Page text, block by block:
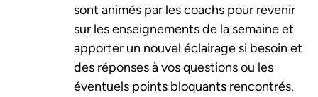
sont animés par les coachs pour revenir
sur les enseignements de la semaine et
apporter un nouvel éclairage si besoin et
des réponses à vos questions ou les
éventuels points bloquants rencontrés.